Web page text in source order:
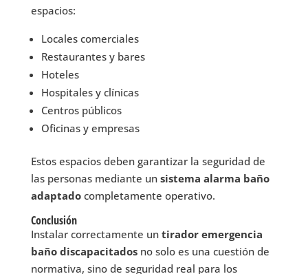
espacios:
Locales comerciales
Restaurantes y bares
Hoteles
Hospitales y clínicas
Centros públicos
Oficinas y empresas
Estos espacios deben garantizar la seguridad de
las personas mediante un sistema alarma baño
adaptadocompletamente operativo.
Conclusión
Instalar correctamente un tirador emergencia
baño discapacitadosno solo es una cuestión de
normativa, sino de seguridad real para los